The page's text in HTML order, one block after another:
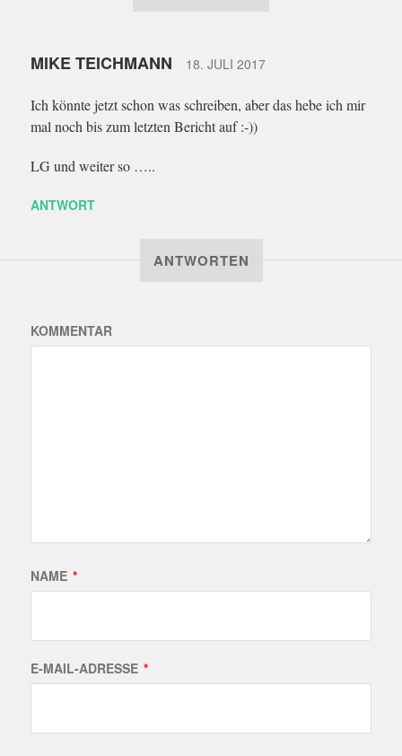
MIKE TEICHMANN 18. JULI 2017
Ich könnte jetzt schon was schreiben, aber das hebe ich mir
mal noch bis zum letzten Bericht auf :-))
LG und weiter so …..
ANTWORT
ANTWORTEN
KOMMENTAR
NAME *
E-MAIL-ADRESSE *